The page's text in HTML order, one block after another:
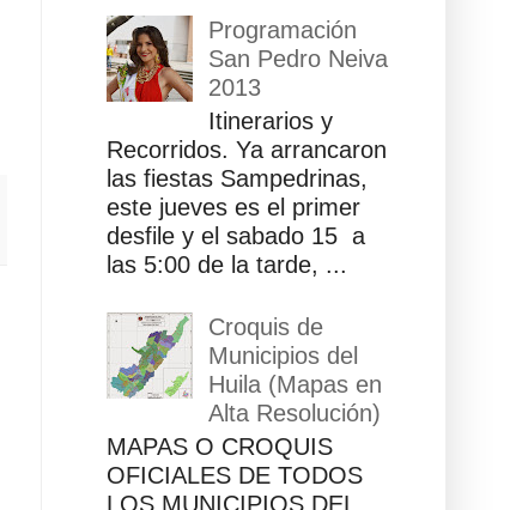
Programación
San Pedro Neiva
2013
Itinerarios y
Recorridos. Ya arrancaron
las fiestas Sampedrinas,
este jueves es el primer
desfile y el sabado 15 a
las 5:00 de la tarde, ...
Croquis de
Municipios del
Huila (Mapas en
Alta Resolución)
MAPAS O CROQUIS
OFICIALES DE TODOS
LOS MUNICIPIOS DEL